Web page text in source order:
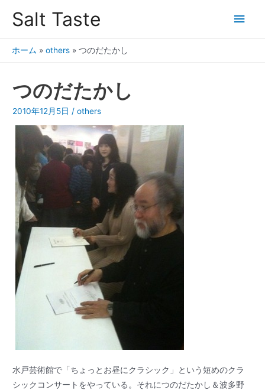
Salt Taste
ホーム » others » つのだたかし
つのだたかし
2010年12月5日 /others
水戸芸術館で「ちょっとお昼にクラシック」という短めのクラ
シックコンサートをやっている。それにつのだたかし＆波多野